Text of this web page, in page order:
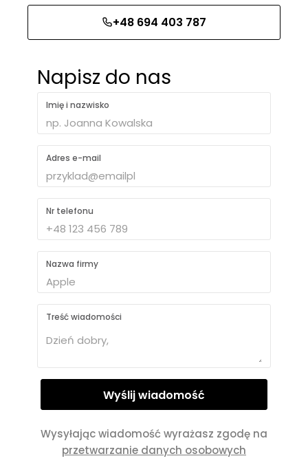
+48 694 403 787
Napisz do nas
Imię i nazwisko
Adres e-mail
Nr telefonu
Nazwa firmy
Treść wiadomości
Wysyłając wiadomość wyrażasz zgodę na
przetwarzanie danych osobowych